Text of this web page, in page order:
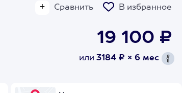
Сравнить В избранное
19 100 ₽
или 3184 ₽ × 6 мес